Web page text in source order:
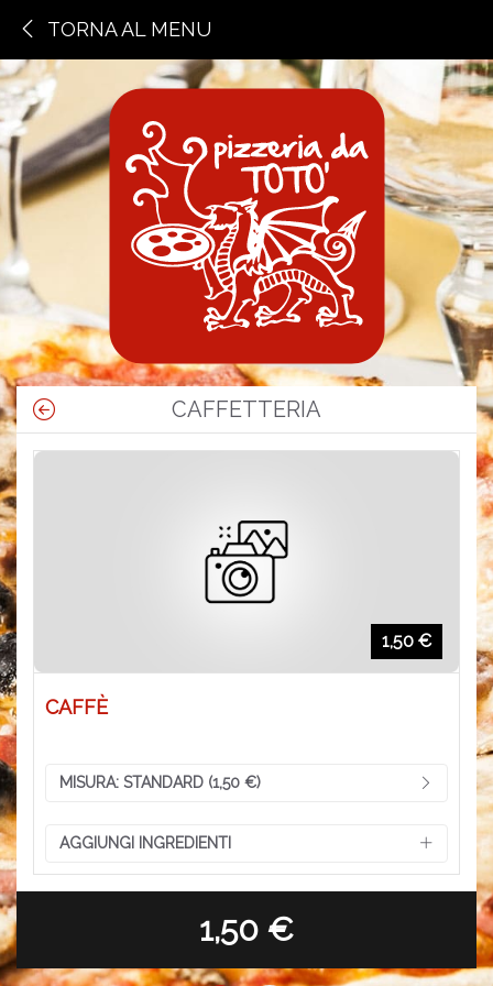
TORNA AL MENU
CAFFETTERIA
1,50 €
CAFFÈ
MISURA: STANDARD (1,50 €)
AGGIUNGI INGREDIENTI
1,50 €